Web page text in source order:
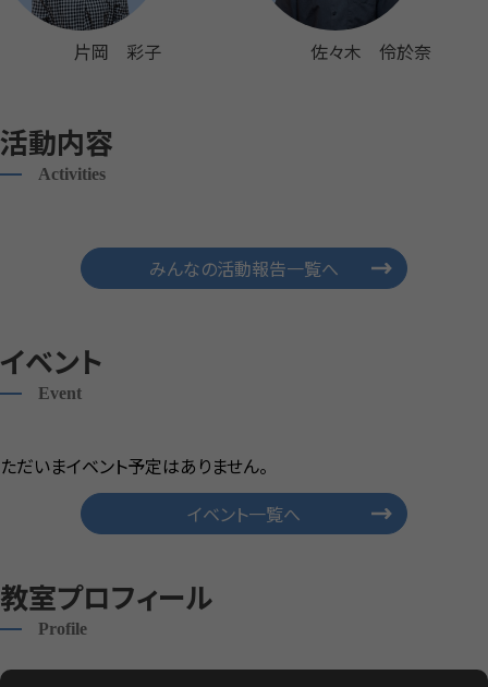
片岡 彩子 佐々木 伶於奈
活動内容
Activities
みんなの活動報告一覧へ
イベント
Event
ただいまイベント予定はありません。
イベント一覧へ
教室プロフィール
Profile